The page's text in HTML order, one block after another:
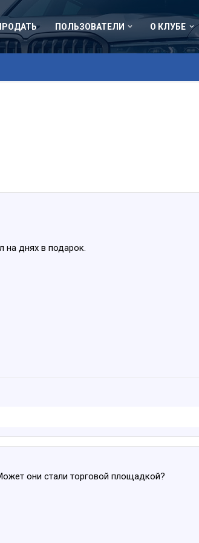
ПОЛЬЗОВАТЕЛИ О КЛУБЕ
на днях в подарок.
они стали торговой площадкой?